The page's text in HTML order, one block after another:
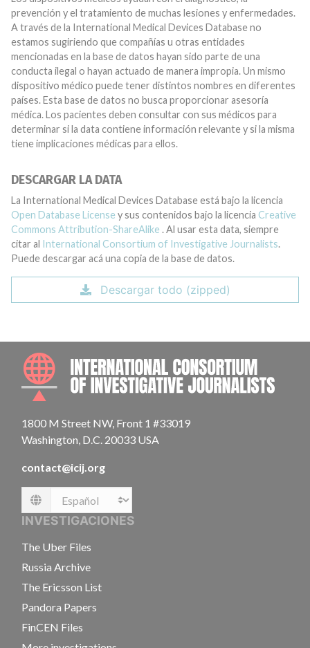
prevención y el tratamiento de muchas lesiones y enfermedades.
A través de la International Medical Devices Database no
estamos sugiriendo que compañías u otras entidades
mencionadas en la base de datos hayan sido parte de una
conducta ilegal o hayan actuado de manera impropia. Un mismo
dispositivo médico puede tener distintos nombres en diferentes
países. Esta base de datos no busca proporcionar asesoría
médica. Los pacientes deben consultar con sus médicos para
determinar si la data contiene información relevante y si la misma
tiene implicaciones médicas para ellos.
DESCARGAR LA DATA
La International Medical Devices Database está bajo la licencia
Open Database License y sus contenidos bajo la licencia Creative
Commons Attribution-ShareAlike . Al usar esta data, siempre
citar al International Consortium of Investigative Journalists.
Puede descargar acá una copia de la base de datos.
Descargar todo (zipped)
1800 M Street NW, Front 1 #33019
Washington, D.C. 20033 USA
contact@icij.org
Language
INVESTIGACIONES
The Uber Files
Russia Archive
The Ericsson List
Pandora Papers
FinCEN Files